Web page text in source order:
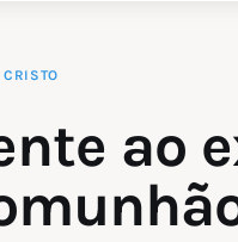
ao